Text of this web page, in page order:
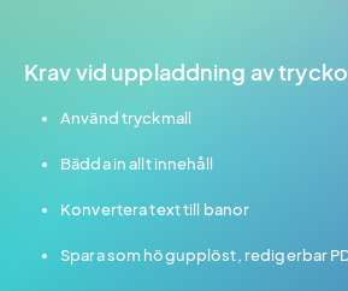
Krav vid uppladdning av
Använd tryckmall
Bädda in allt innehåll
Konvertera text till banor
Spara som högupplöst, redigerbar